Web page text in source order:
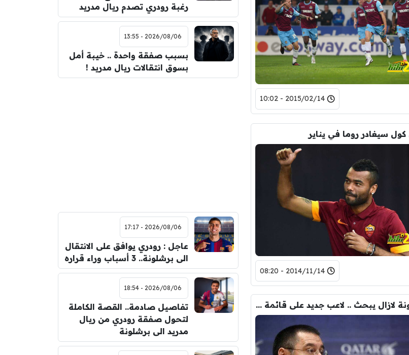
2015/02/14 - 10:02
سيغادر روما في يناير
2014/11/14 - 08:20
برشلونة لازال يبحث .. لاعب جديد على قائمة اهتمامات النادي الكتالوني .!
رغبة رودري تصدم ريال مدريد
2026/08/06 - 13:55
بسبب صفقة واحدة .. خيبة أمل
بسوق انتقالات ريال مدريد !
2026/08/06 - 17:17
عاجل : رودري يوافق على الانتقال
الى برشلونة.. 3 أسباب وراء قراره
2026/08/06 - 18:54
تفاصيل صادمة.. القصة الكاملة
لتحول صفقة رودري من ريال
مدريد الى برشلونة